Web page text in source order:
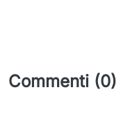
Commenti (0)